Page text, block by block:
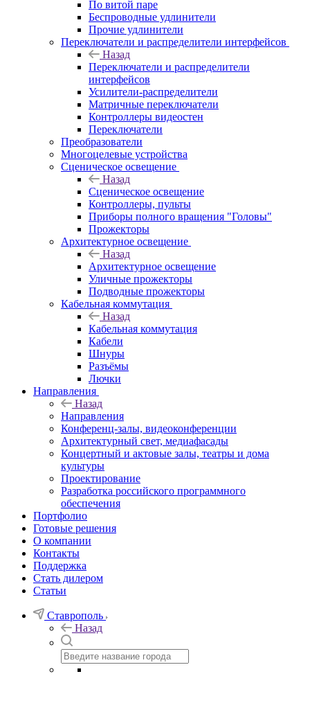
По витой паре
Беспроводные удлинители
Прочие удлинители
Переключатели и распределители интерфейсов
Назад
Переключатели и распределители
интерфейсов
Усилители-распределители
Матричные переключатели
Контроллеры видеостен
Переключатели
Преобразователи
Многоцелевые устройства
Сценическое освещение
Назад
Сценическое освещение
Контроллеры, пульты
Приборы полного вращения "Головы"
Прожекторы
Архитектурное освещение
Назад
Архитектурное освещение
Уличные прожекторы
Подводные прожекторы
Кабельная коммутация
Назад
Кабельная коммутация
Кабели
Шнуры
Разъёмы
Лючки
Направления
Назад
Направления
Конференц-залы, видеоконференции
Архитектурный свет, медиафасады
Концертный и актовые залы, театры и дома
культуры
Проектирование
Разработка российского программного
обеспечения
Портфолио
Готовые решения
О компании
Контакты
Поддержка
Стать дилером
Статьи
Ставрополь
Назад